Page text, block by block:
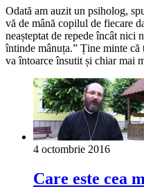
Odată am auzit un psiholog,
vă de mână copilul de fiecare
neașteptat de repede încât nici
întinde mânuța.” Ține minte
va întoarce însutit și chiar mai
4 octombrie 2016
Care este cea